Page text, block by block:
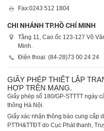
Fax:0243 512 1804
CHI NHÁNH TP.HỒ CHÍ MINH
Tầng 11, Cao ốc 123-127 Võ
Minh.
Điện thoại: (84-28)73 00 24 24
GIẤY PHÉP THIẾT LẬP
HỢP TRÊN MẠNG.
Giấy phép số 180/GP-STTTT ngày
thông Hà Nội.
Giấy xác nhận thông báo cung cấp
PTTH&TTĐT do Cục Phát thanh,